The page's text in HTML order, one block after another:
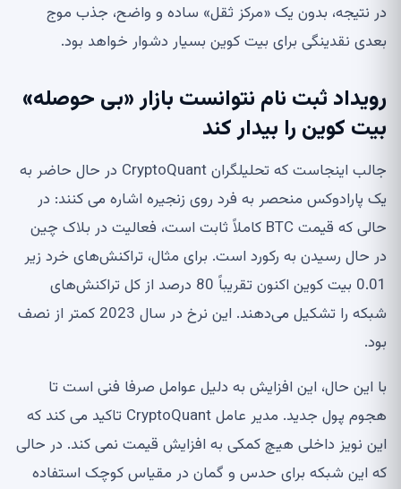
در نتیجه، بدون یک «مرکز ثقل» ساده و واضح، جذب موج
بعدی نقدینگی برای بیت کوین بسیار دشوار خواهد بود.
رویداد ثبت نام نتوانست بازار «بی حوصله»
بیت کوین را بیدار کند
جالب اینجاست که تحلیلگران CryptoQuant در حال حاضر به
یک پارادوکس منحصر به فرد روی زنجیره اشاره می کنند: در
حالی که قیمت BTC کاملاً ثابت است، فعالیت در بلاک چین
در حال رسیدن به رکورد است. برای مثال، تراکنش‌های خرد زیر
0.01 بیت کوین اکنون تقریباً 80 درصد از کل تراکنش‌های
شبکه را تشکیل می‌دهند. این نرخ در سال 2023 کمتر از نصف
بود.
با این حال، این افزایش به دلیل عوامل صرفا فنی است تا
هجوم پول جدید. مدیر عامل CryptoQuant تاکید می کند که
این نویز داخلی هیچ کمکی به افزایش قیمت نمی کند. در حالی
که این شبکه برای حدس و گمان در مقیاس کوچک استفاده